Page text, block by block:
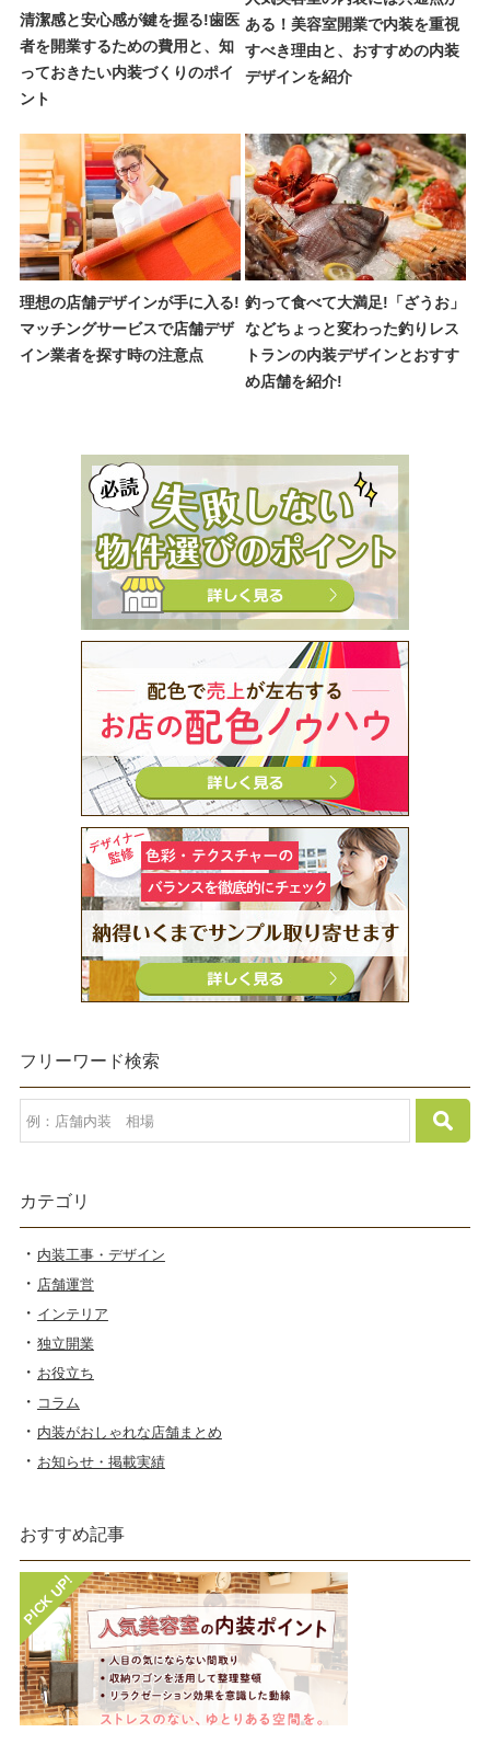
清潔感と安心感が鍵を握る!歯医
者を開業するための費用と、知
っておきたい内装づくりのポイ
ント
ある！美容室開業で内装を重視
すべき理由と、おすすめの内装
デザインを紹介
理想の店舗デザインが手に入る!
マッチングサービスで店舗デザ
イン業者を探す時の注意点
釣って食べて大満足!「ざうお」
などちょっと変わった釣りレス
トランの内装デザインとおすす
め店舗を紹介!
フリーワード検索
カテゴリ
内装工事・デザイン
店舗運営
インテリア
独立開業
お役立ち
コラム
内装がおしゃれな店舗まとめ
お知らせ・掲載実績
おすすめ記事